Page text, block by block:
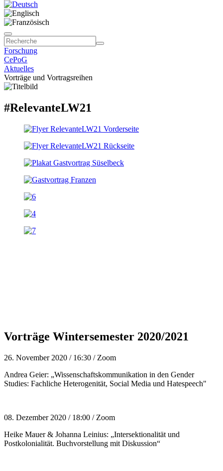
Forschung
CePoG
Aktuelles
Vorträge und Vortragsreihen
#RelevanteLW21
Vorträge Wintersemester 2020/2021
26. November 2020 / 16:30 / Zoom
Andrea Geier: „Wissenschaftskommunikation in den Gender
Studies: Fachliche Heterogenität, Social Media und Hatespeech"
08. Dezember 2020 / 18:00 / Zoom
Heike Mauer & Johanna Leinius: „Intersektionalität und
Postkolonialität. Buchvorstellung mit Diskussion“